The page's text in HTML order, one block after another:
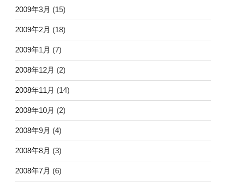
2009年3月 (15)
2009年2月 (18)
2009年1月 (7)
2008年12月 (2)
2008年11月 (14)
2008年10月 (2)
2008年9月 (4)
2008年8月 (3)
2008年7月 (6)